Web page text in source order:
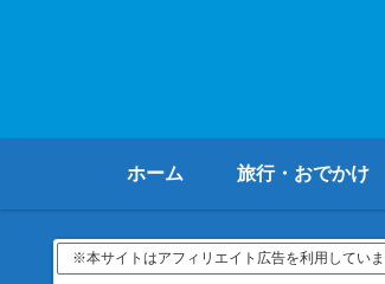
ホーム 旅行・おでかけ
※本サイトはアフィリエイト広告を利用してい